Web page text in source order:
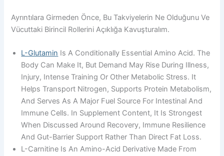
Ayrıntılara Girmeden Önce, Bu Takviyelerin Ne Olduğunu Ve
Vücuttaki Birincil Rollerini Açıklığa Kavuşturalım.
L-Glutamin Is A Conditionally Essential Amino Acid. The
Body Can Make It, But Demand May Rise During Illness,
Injury, Intense Training Or Other Metabolic Stress. It
Helps Transport Nitrogen, Supports Protein Metabolism,
And Serves As A Major Fuel Source For Intestinal And
Immune Cells. In Supplement Content, It Is Strongest
When Discussed Around Recovery, Immune Resilience
And Gut-Barrier Support Rather Than Direct Fat Loss.
L-Carnitine Is An Amino-Acid Derivative Made From